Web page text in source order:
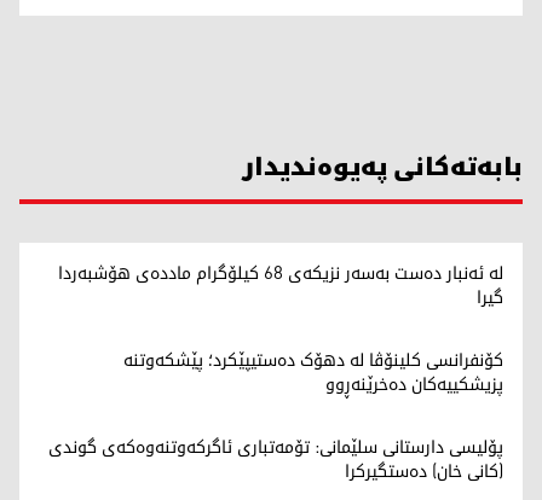
بابەتەکانی پەیوەندیدار
لە ئەنبار دەست بەسەر نزیکەی 68 کیلۆگرام ماددەی هۆشبەردا
گیرا
کۆنفرانسی کلینۆڤا لە دهۆک دەستیپێکرد؛ پێشکەوتنە
پزیشکییەکان دەخرێنەڕوو
پۆلیسی دارستانی سلێمانی: تۆمەتباری ئاگرکەوتنەوەکەی گوندی
(کانی خان) دەستگیرکرا